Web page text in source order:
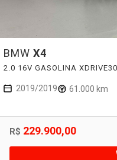
BMW X4
2.0 16V GASOLINA
2019/2019 61.000 km
R$ 229.900,00